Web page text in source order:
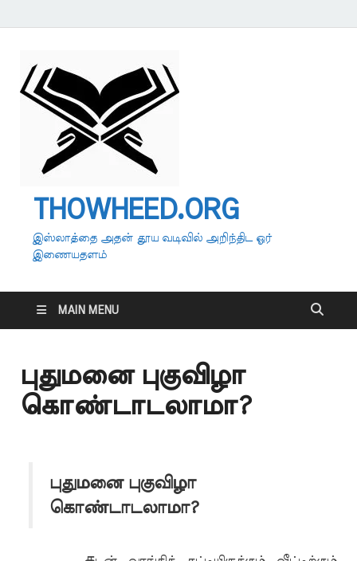
THOWHEED.ORG
இஸ்லாத்தை அதன் தூய வடிவில் அறிந்திட ஓர்
இணையதளம்
MAIN MENU
புதுமனை புகுவிழா
கொண்டாடலாமா?
புதுமனை புகுவிழா
கொண்டாடலாமா?